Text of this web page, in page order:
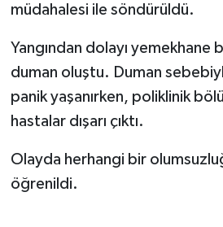
müdahalesi ile söndürüldü.
Yangından dolayı yemekhane
duman oluştu. Duman
panik yaşanırken, poliklinik
hastalar dışarı çıktı.
Olayda herhangi bir
öğrenildi.